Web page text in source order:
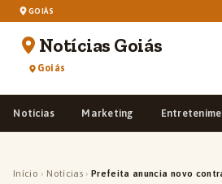
GOIÁS
Notícias Goiás
Goiás
Notícias Marketing
Início › Notícias › Prefeita anuncia novo